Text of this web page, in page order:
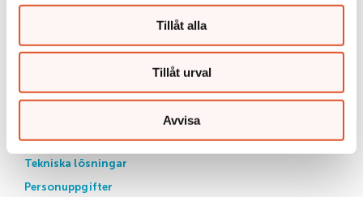
Tillåt alla
Tillåt urval
Avvisa
Länkar
Jobba hos oss
Arbetsgivare
Tekniska lösningar
Personuppgifter